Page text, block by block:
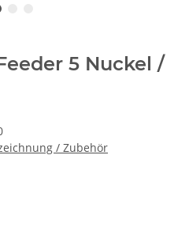
5 Nuckel /
/ Zubehör